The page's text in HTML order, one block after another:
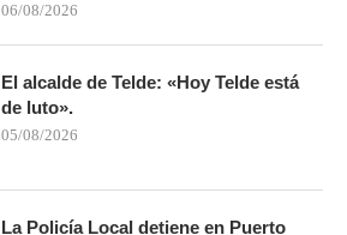
06/08/2026
El alcalde de Telde: «Hoy Telde está
de luto».
05/08/2026
La Policía Local detiene en Puerto